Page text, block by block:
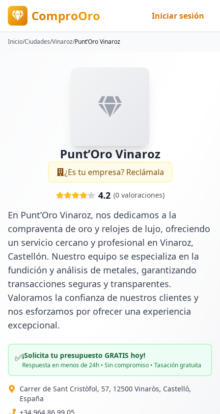
ComproOro Iniciar sesión
Inicio/Ciudades/Vinaroz/Punt’Oro Vinaroz
Punt’Oro Vinaroz
¿Es tu empresa? Reclámala
4.2 (0valoraciones)
En Punt’Oro Vinaroz, nos dedicamos a la
compraventa de oro y relojes de lujo, ofreciendo
un servicio cercano y profesional en Vinaroz,
Castellón. Nuestro equipo se especializa en la
fundición y análisis de metales, garantizando
transacciones seguras y transparentes.
Valoramos la confianza de nuestros clientes y
nos esforzamos por ofrecer una experiencia
excepcional.
✅¡Solicita tu presupuesto GRATIS hoy!
Respuesta en menos de 24h • Sin compromiso • Tasación gratuita
Carrer de Sant Cristòfol, 57, 12500 Vinaròs, Castelló,
España